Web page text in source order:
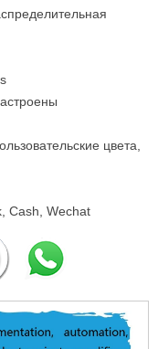
цвета,
Cash, Wechat